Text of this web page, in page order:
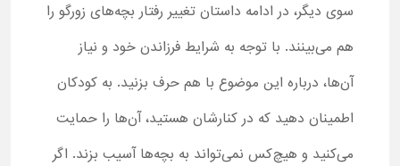
سوی دیگر، در ادامه داستان تغییر رفتار بچه‌های زورگو را
هم می‌بینند. با توجه به شرایط فرزاندن خود و نیاز
آن‌ها، درباره این موضوع با هم حرف بزنید. به کودکان
اطمینان دهید که در کنارشان هستید، آن‌ها را حمایت
می‌کنید و هیچ‌کس نمی‌تواند به بچه‌ها آسیب بزند. اگر